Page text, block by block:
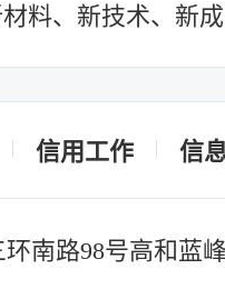
料、新技术、新
坛 暨中国塑协专
信用工作 信
南路98号高和蓝